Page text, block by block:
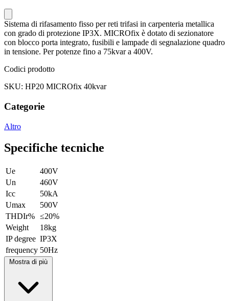
Sistema di rifasamento fisso per reti trifasi in carpenteria metallica
con grado di protezione IP3X. MICROfix è dotato di sezionatore
con blocco porta integrato, fusibili e lampade di segnalazione quadro
in tensione. Per potenze fino a 75kvar a 400V.
Codici prodotto
SKU: HP20 MICROfix 40kvar
Categorie
Altro
Specifiche tecniche
Ue
400V
Un
460V
Icc
50kA
Umax
500V
THDIr% ≤20%
Weight
18kg
IP degree IP3X
frequency 50Hz
Mostra di più